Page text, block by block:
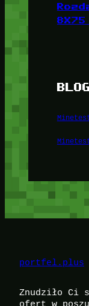
portfel.plus
Znudziło Ci
ofert w